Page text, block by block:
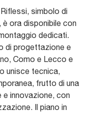
simbolo di
è ora disponibile con
dedicati.
di progettazione e
Como e Lecco e
unisce tecnica,
frutto di una
innovazione, con
Il piano in